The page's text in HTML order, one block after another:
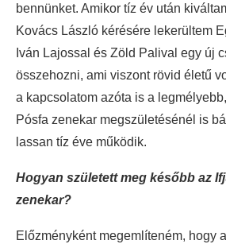
bennünket. Amikor tíz év után
Kovács László kérésére lekerültem
Iván Lajossal és Zöld Palival egy új
összehozni, ami viszont rövid életű
a kapcsolatom azóta is a
Pósfa zenekar megszületésénél is
lassan tíz éve működik.
Hogyan született meg később az
zenekar?
Előzményként megemlíteném, hogy